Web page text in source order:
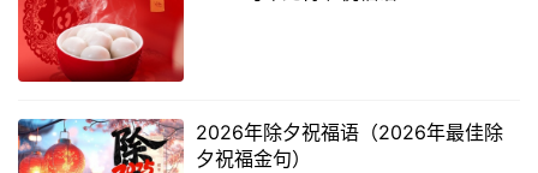
2026年除夕祝福语（2026年最佳除
夕祝福金句）